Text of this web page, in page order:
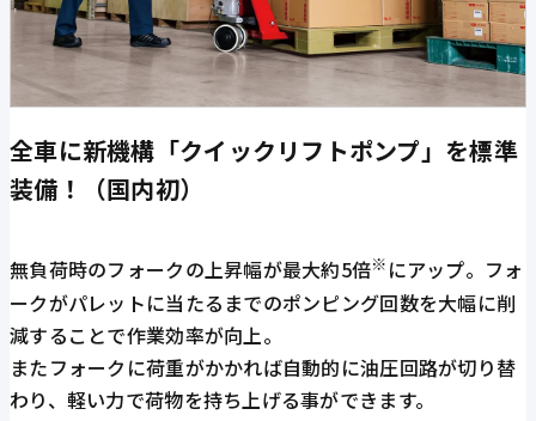
全車に新機構「クイックリフトポンプ」を標準
装備！（国内初）
無負荷時のフォークの上昇幅が最大約5倍※ にアップ。フォ
ークがパレットに当たるまでのポンピング回数を大幅に削
減することで作業効率が向上。
またフォークに荷重がかかれば自動的に油圧回路が切り替
わり、軽い力で荷物を持ち上げる事ができます。